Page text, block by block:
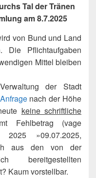
Tal der Tränen
am 8.7.2025
von Bund und Land
Die Pflichtaufgaben
Mittel bleiben
der Stadt
nach der Höhe
keine schriftliche
Fehlbetrag (vage
»09.07.2025,
aus den von der
bereitgestellten
Kaum vorstellbar.